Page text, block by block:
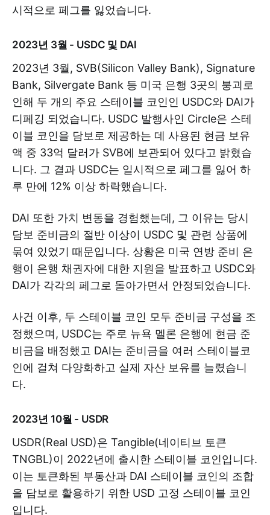
시적으로 페그를 잃었습니다.
2023년 3월 - USDC 및 DAI
2023년 3월, SVB(Silicon Valley Bank), Signature
Bank, Silvergate Bank 등 미국 은행 3곳의 붕괴로
인해 두 개의 주요 스테이블 코인인 USDC와 DAI가
디페깅 되었습니다. USDC 발행사인 Circle은 스테
이블 코인을 담보로 제공하는 데 사용된 현금 보유
액 중 33억 달러가 SVB에 보관되어 있다고 밝혔습
니다. 그 결과 USDC는 일시적으로 페그를 잃어 하
루 만에 12% 이상 하락했습니다.
DAI 또한 가치 변동을 경험했는데, 그 이유는 당시
담보 준비금의 절반 이상이 USDC 및 관련 상품에
묶여 있었기 때문입니다. 상황은 미국 연방 준비 은
행이 은행 채권자에 대한 지원을 발표하고 USDC와
DAI가 각각의 페그로 돌아가면서 안정되었습니다.
사건 이후, 두 스테이블 코인 모두 준비금 구성을 조
정했으며, USDC는 주로 뉴욕 멜론 은행에 현금 준
비금을 배정했고 DAI는 준비금을 여러 스테이블코
인에 걸쳐 다양화하고 실제 자산 보유를 늘렸습니
다.
2023년 10월 - USDR
USDR(Real USD)은 Tangible(네이티브 토큰
TNGBL)이 2022년에 출시한 스테이블 코인입니다.
이는 토큰화된 부동산과 DAI 스테이블 코인의 조합
을 담보로 활용하기 위한 USD 고정 스테이블 코인
입니다.